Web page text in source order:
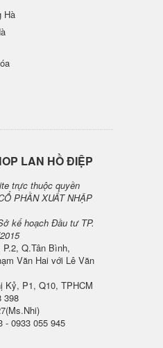
Hà
LAN HỒ ĐIỆP
trực thuộc quyền
PHẦN XUẤT NHẬP
kế hoạch Đầu tư TP.
Q.Tân Bình,
Văn Hai với Lê Văn
Kỷ, P1, Q10, TPHCM
398
- 0933 055 945